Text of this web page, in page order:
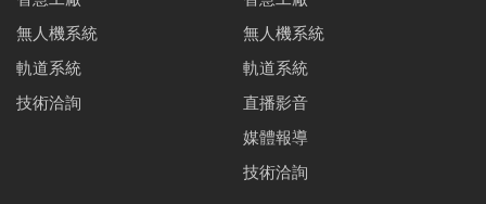
無人機系統
軌道系統
技術洽詢
無人機系統
軌道系統
直播影音
媒體報導
技術洽詢